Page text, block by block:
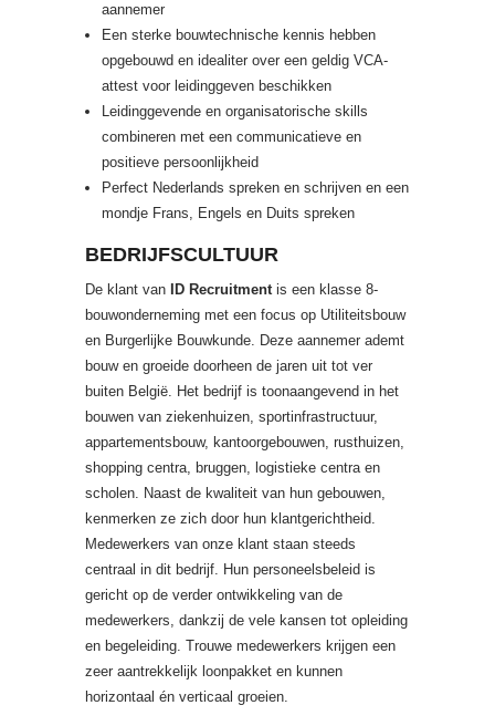
aannemer
Een sterke bouwtechnische kennis hebben
opgebouwd en idealiter over een geldig VCA-
attest voor leidinggeven beschikken
Leidinggevende en organisatorische skills
combineren met een communicatieve en
positieve persoonlijkheid
Perfect Nederlands spreken en schrijven en een
mondje Frans, Engels en Duits spreken
BEDRIJFSCULTUUR
De klant van ID Recruitmentis een klasse 8-
bouwonderneming met een focus op Utiliteitsbouw
en Burgerlijke Bouwkunde. Deze aannemer ademt
bouw en groeide doorheen de jaren uit tot ver
buiten België. Het bedrijf is toonaangevend in het
bouwen van ziekenhuizen, sportinfrastructuur,
appartementsbouw, kantoorgebouwen, rusthuizen,
shopping centra, bruggen, logistieke centra en
scholen. Naast de kwaliteit van hun gebouwen,
kenmerken ze zich door hun klantgerichtheid.
Medewerkers van onze klant staan steeds
centraal in dit bedrijf. Hun personeelsbeleid is
gericht op de verder ontwikkeling van de
medewerkers, dankzij de vele kansen tot opleiding
en begeleiding. Trouwe medewerkers krijgen een
zeer aantrekkelijk loonpakket en kunnen
horizontaal én verticaal groeien.